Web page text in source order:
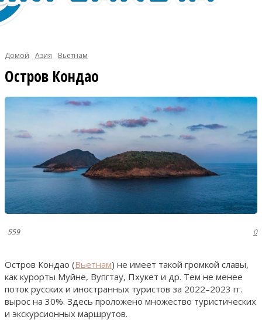
Домой Азия Вьетнам
Остров Кондао
559 0
Остров Кондао (Вьетнам) не имеет такой громкой славы,
как курорты Муйне, Вупгтау, Пхукет и др. Тем не менее
поток русских и иностранных туристов за 2022–2023 гг.
вырос на 30%. Здесь проложено множество туристических
и экскурсионных маршрутов.